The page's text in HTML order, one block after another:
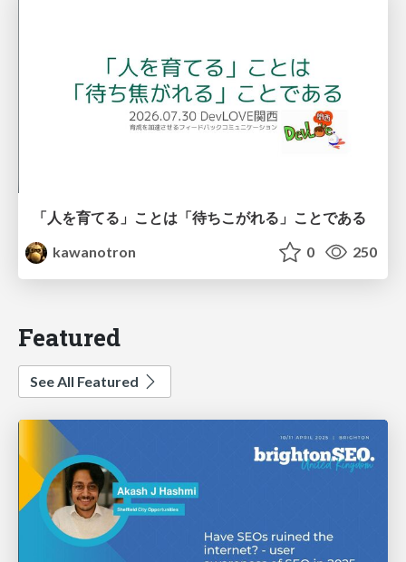
「人を育てる」ことは「待ちこがれる」ことである
kawanotron
0 250
Featured
See All Featured